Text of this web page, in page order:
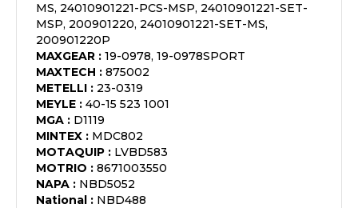
MS, 24010901221-PCS-MSP, 24010901221-SET-
MSP, 200901220, 24010901221-SET-MS,
200901220P
MAXGEAR : 19-0978, 19-0978SPORT
MAXTECH : 875002
METELLI : 23-0319
MEYLE : 40-15 523 1001
MGA : D1119
MINTEX : MDC802
MOTAQUIP : LVBD583
MOTRIO : 8671003550
NAPA : NBD5052
National : NBD488